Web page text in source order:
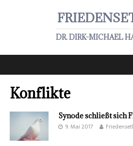
DR. DIRK-MICHAEL
Konflikte
Synode schließt sich
9. Mai 2017